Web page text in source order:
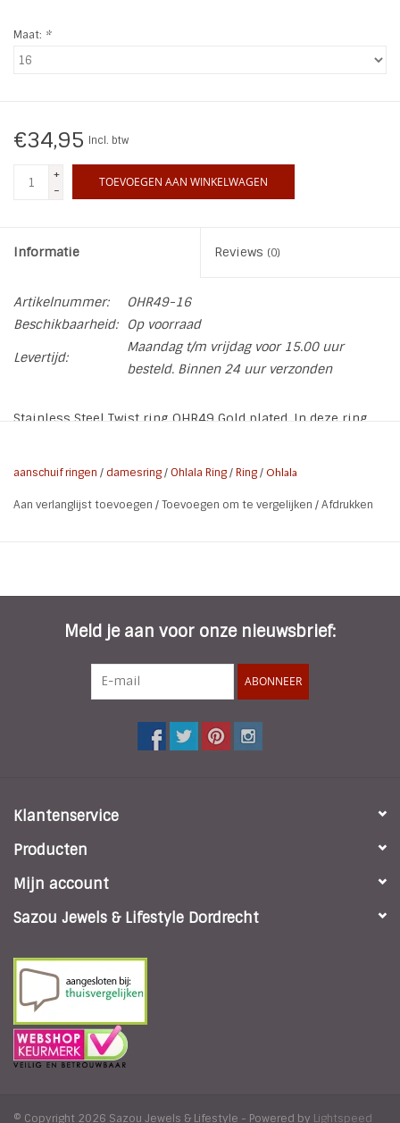
Blog
Maat: *
€34,95 Incl. btw
+
-
TOEVOEGEN AAN WINKELWAGEN
Informatie Reviews (0)
Artikelnummer:
OHR49-16
Beschikbaarheid:
Op voorraad
Levertijd:
Maandag t/m vrijdag voor 15.00 uur
besteld. Binnen 24 uur verzonden
Stainless Steel Twist ring OHR49 Gold plated. In deze ring
* Materiaal: Stainless Steel 316L
aanschuif ringen / damesring/Ohlala Ring/Ring/ Ohlala
Aan verlanglijst toevoegen /Toevoegen om te vergelijken /Afdrukken
Meld je aan voor onze nieuwsbrief:
ABONNEER
Klantenservice
Producten
Mijn account
Sazou Jewels & Lifestyle Dordrecht
© Copyright 2026 Sazou Jewels & Lifestyle - Powered by Lightspeed